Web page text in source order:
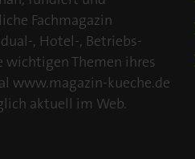
Fachmagazin
, Hotel-, Betriebs-
Themen ihres
www.magazin-kueche.de
aktuell im Web.